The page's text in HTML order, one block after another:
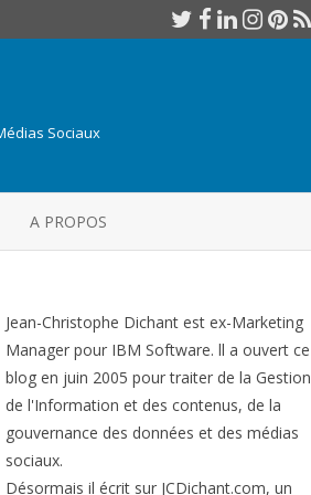
Sociaux
A PROPOS
Jean-Christophe Dichant est ex-Marketing
Manager pour IBM Software. ll a ouvert ce
blog en juin 2005 pour traiter de la Gestion
de l'Information et des contenus, de la
gouvernance des données et des médias
sociaux.
Désormais il écrit sur JCDichant.com, un